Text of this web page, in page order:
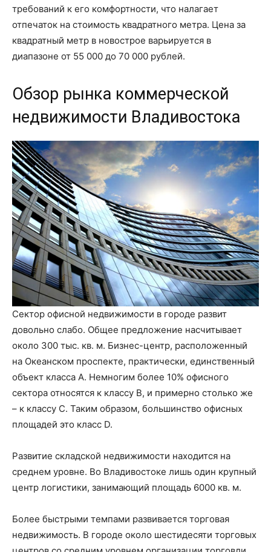
требований к его комфортности, что налагает
отпечаток на стоимость квадратного метра. Цена за
квадратный метр в новострое варьируется в
диапазоне от 55 000 до 70 000 рублей.
Обзор рынка коммерческой
недвижимости Владивостока
Сектор офисной недвижимости в городе развит
довольно слабо. Общее предложение насчитывает
около 300 тыс. кв. м. Бизнес-центр, расположенный
на Океанском проспекте, практически, единственный
объект класса А. Немногим более 10% офисного
сектора относятся к классу B, и примерно столько же
– к классу C. Таким образом, большинство офисных
площадей это класс D.
Развитие складской недвижимости находится на
среднем уровне. Во Владивостоке лишь один крупный
центр логистики, занимающий площадь 6000 кв. м.
Более быстрыми темпами развивается торговая
недвижимость. В городе около шестидесяти торговых